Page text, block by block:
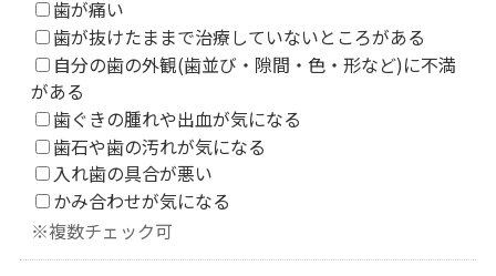
歯が痛い
歯が抜けたままで治療していないところがある
自分の歯の外観(歯並び・隙間・色・形など)に不満
がある
歯ぐきの腫れや出血が気になる
歯石や歯の汚れが気になる
入れ歯の具合が悪い
かみ合わせが気になる
※複数チェック可